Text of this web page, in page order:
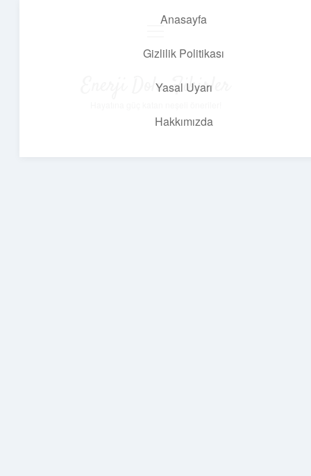
Anasayfa
Gizlilik Politikası
Yasal Uyarı
Hakkımızda
Enerji Dolu Fikirler